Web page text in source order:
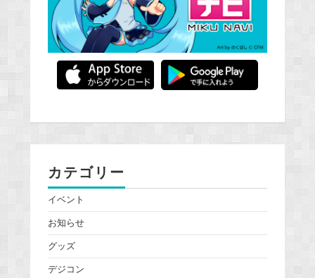
カテゴリー
イベント
お知らせ
グッズ
デジコン